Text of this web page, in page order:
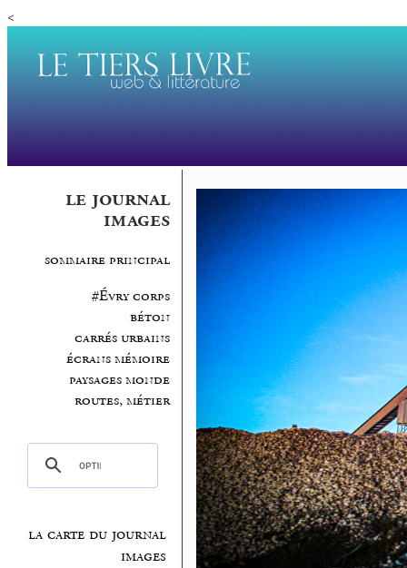
<
le journal
images
sommaire principal
#Évry corps
béton
carrés urbains
écrans mémoire
paysages monde
routes, métier
la carte du journal
images